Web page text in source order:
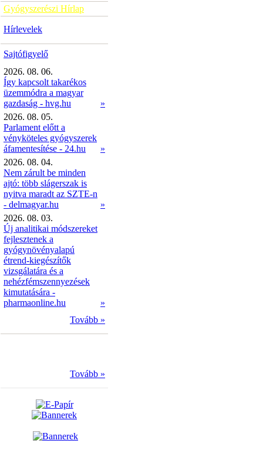
Gyógyszerészi Hírlap
Hírlevelek
Sajtófigyelő
2026. 08. 06.
Így kapcsolt takarékos
üzemmódra a magyar
gazdaság - hvg.hu
»
2026. 08. 05.
Parlament előtt a
vényköteles gyógyszerek
áfamentesítése - 24.hu
»
2026. 08. 04.
Nem zárult be minden
ajtó: több slágerszak is
nyitva maradt az SZTE-n
- delmagyar.hu
»
2026. 08. 03.
Új analitikai módszereket
fejlesztenek a
gyógynövényalapú
étrend-kiegészítők
vizsgálatára és a
nehézfémszennyezések
kimutatására -
pharmaonline.hu
»
Tovább »
Tovább »